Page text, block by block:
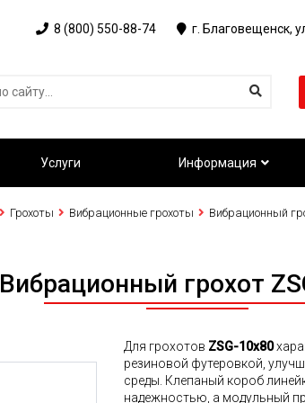
8 (800) 550-88-74 г. Благовещенск,
Услуги Информация
Грохоты Вибрационные грохоты Вибрационный
Вибрационный грохот
Для грохотов ZSG-10x80
резиновой футеровкой,
среды. Клепаный короб
надежностью, а модульный